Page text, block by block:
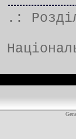
.: